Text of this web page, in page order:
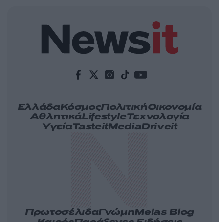
ΕλλάδαΚόσμοςΠολιτικήΟικονομία
ΑθλητικάLifestyleΤεχνολογία
ΥγείαTasteitMediaDriveit
ΠρωτοσέλιδαΓνώμηMelas Blog